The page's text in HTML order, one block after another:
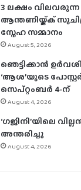
3 ലക്ഷം
ആന്തണിയ്ക്ക്
സ്നേഹ സമ്മാനം
August 5, 2026
ഞെട്ടിക്കാൻ
‘ആശ’യുടെ
സെപ്റ്റംബർ 4-ന്
August 4, 2026
‘ഗജിനി’യിലെ
അന്തരിച്ചു
August 4, 2026